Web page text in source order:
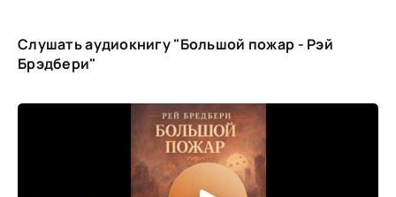
Слушать аудиокнигу "Большой пожар - Рэй
Брэдбери"